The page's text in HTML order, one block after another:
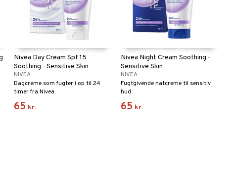
Nivea Day Cream Spf 15
Soothing - Sensitive Skin
NIVEA
Dagcreme som fugter i op til 24
timer fra Nivea
65 kr.
Nivea Night Cream Soothing -
Sensitive Skin
NIVEA
Fugtgivende natcreme til sensitiv
hud
65 kr.